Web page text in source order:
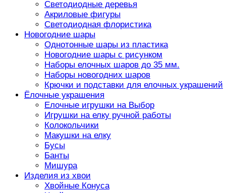
Светодиодные деревья
Акриловые фигуры
Светодиодная флористика
Новогодние шары
Однотонные шары из пластика
Новогодние шары с рисунком
Наборы елочных шаров до 35 мм.
Наборы новогодних шаров
Крючки и подставки для елочных украшений
Ёлочные украшения
Елочные игрушки на Выбор
Игрушки на елку ручной работы
Колокольчики
Макушки на елку
Бусы
Банты
Мишура
Изделия из хвои
Хвойные Конуса